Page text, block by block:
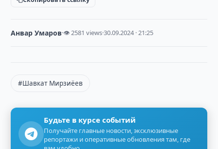
Анвар Умаров·👁 2581 views·30.09.2024 · 21:25
#Шавкат Мирзиёев
Будьте в курсе событий
Получайте главные новости, эксклюзивные
репортажи и оперативные обновления там, где